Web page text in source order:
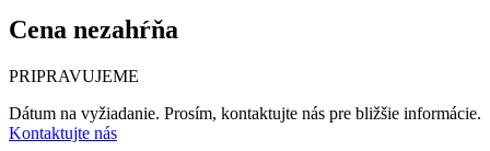
Cena nezahŕňa
PRIPRAVUJEME
Dátum na vyžiadanie. Prosím, kontaktujte nás pre bližšie informácie.
Kontaktujte nás